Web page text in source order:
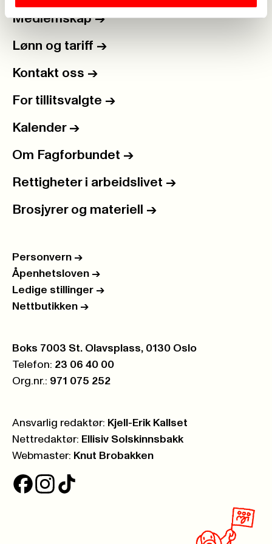
Medlemskap ->
Lønn og tariff ->
Kontakt oss ->
For tillitsvalgte ->
Kalender ->
Om Fagforbundet ->
Rettigheter i arbeidslivet ->
Brosjyrer og materiell ->
Personvern ->
Åpenhetsloven ->
Ledige stillinger ->
Nettbutikken ->
Postboks:
Boks 7003 St. Olavsplass, 0130 Oslo
Telefon: 23 06 40 00
Org.nr.: 971 075 252
Ansvarlig redaktør: Kjell-Erik Kallset
Nettredaktør: Ellisiv Solskinnsbakk
Webmaster: Knut Brobakken